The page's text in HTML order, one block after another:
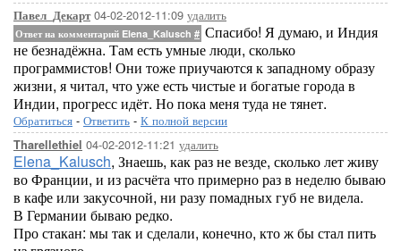
Павел_Декарт04-02-2012-11:09 удалить
Ответ на комментарий Elena_Kalusch # Спасибо! Я думаю, и Индия
не безнадёжна. Там есть умные люди, сколько
программистов! Они тоже приучаются к западному образу
жизни, я читал, что уже есть чистые и богатые города в
Индии, прогресс идёт. Но пока меня туда не тянет.
Обратиться - Ответить - К полной версии
Tharellethiel 04-02-2012-11:21 удалить
Elena_Kalusch, Знаешь, как раз не везде, сколько лет живу
во Франции, и из расчёта что примерно раз в неделю бываю
в кафе или закусочной, ни разу помадных губ не видела.
В Германии бываю редко.
Про стакан: мы так и сделали, конечно, кто ж бы стал пить